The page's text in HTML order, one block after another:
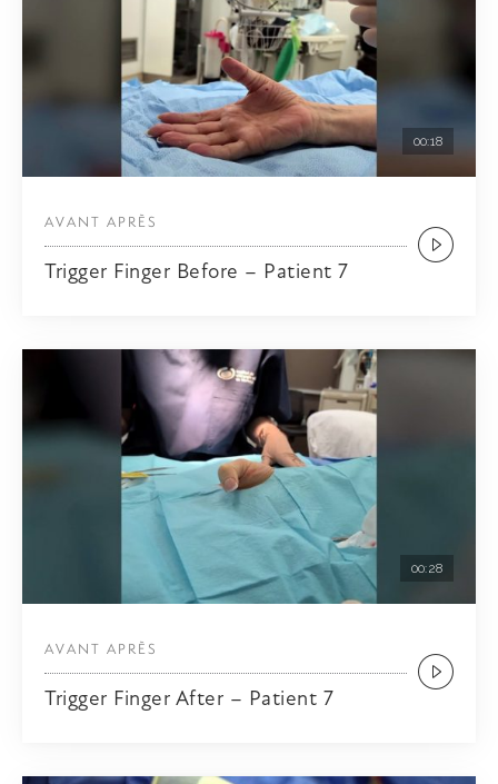
00:18
Trigger Finger Before – Patient 7
AVANT APRÈS
00:28
Trigger Finger After – Patient 7
AVANT APRÈS